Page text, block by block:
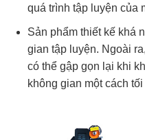
quá trình tập luyện của
Sản phẩm thiết kế khá
gian tập luyện. Ngoài
có thể gập gọn lại khi
không gian một cách tối